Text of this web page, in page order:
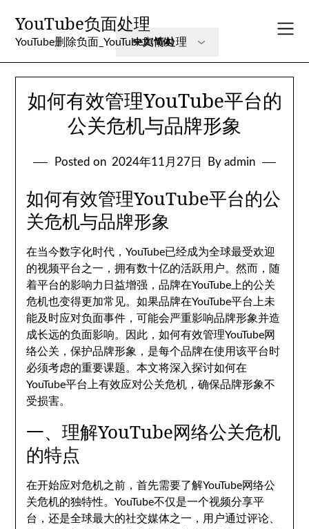
content
YouTube负面处理
YouTube删除负面_YouTube舆情处理
如何有效管理YouTube平台的
公关危机与品牌形象
Posted on 2024年11月27日 By admin
如何有效管理YouTube平台的公
关危机与品牌形象
在当今数字化时代，YouTube已经成为全球最受欢迎
的视频平台之一，拥有数十亿的活跃用户。然而，随
着平台的影响力日益增强，品牌在YouTube上的公关
危机也变得更加常见。如果品牌在YouTube平台上未
能及时应对负面事件，可能会严重影响品牌形象并造
成长远的负面影响。因此，如何有效管理YouTube网
络公关，保护品牌形象，是每个品牌在使用该平台时
必须考虑的重要课题。本文将深入探讨如何在
YouTube平台上有效应对公关危机，确保品牌形象不
受损害。
一、理解YouTube网络公关危机
的特点
在开始应对危机之前，首先需要了解YouTube网络公
关危机的独特性。YouTube不仅是一个视频分享平
台，还是全球最大的社交媒体之一，用户通过评论、